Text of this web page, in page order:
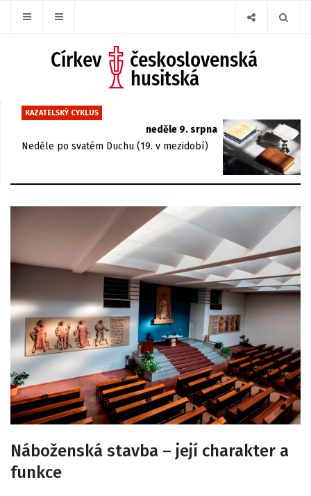
KAZATELSKÝ CYKLUS
neděle 9. srpna
Neděle po svatém Duchu (19. v mezidobí)
Náboženská stavba – její charakter a
funkce